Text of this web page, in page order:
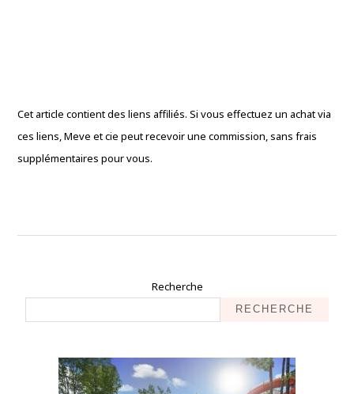
Cet article contient des liens affiliés. Si vous effectuez un achat via
ces liens, Meve et cie peut recevoir une commission, sans frais
supplémentaires pour vous.
Recherche
RECHERCHE